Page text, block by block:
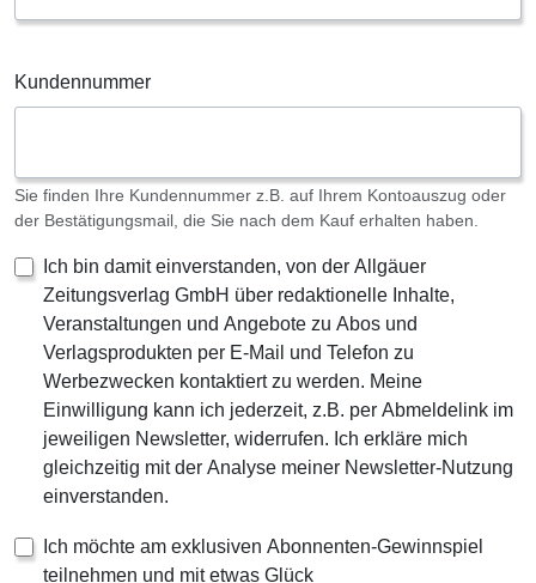
Kundennummer
Sie finden Ihre Kundennummer z.B. auf Ihrem Kontoauszug oder
der Bestätigungsmail, die Sie nach dem Kauf erhalten haben.
Ich bin damit einverstanden, von der Allgäuer
Zeitungsverlag GmbH über redaktionelle Inhalte,
Veranstaltungen und Angebote zu Abos und
Verlagsprodukten per E-Mail und Telefon zu
Werbezwecken kontaktiert zu werden. Meine
Einwilligung kann ich jederzeit, z.B. per Abmeldelink im
jeweiligen Newsletter, widerrufen. Ich erkläre mich
gleichzeitig mit der Analyse meiner Newsletter-Nutzung
einverstanden.
Ich möchte am exklusiven Abonnenten-Gewinnspiel
teilnehmen und mit etwas Glück